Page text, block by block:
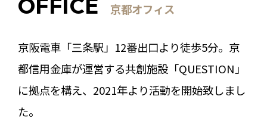
京都オフィス
京阪電⾞「三条駅」12番出口より徒歩5分。京
都信用金庫が運営する共創施設「QUESTION」
に拠点を構え、2021年より活動を開始致しまし
た。